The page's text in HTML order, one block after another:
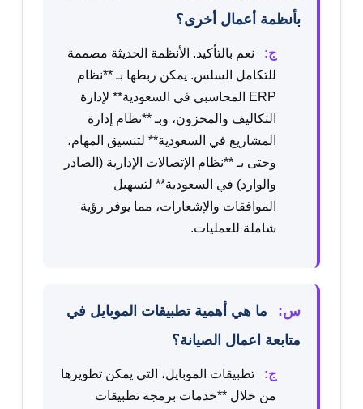
بأنظمة أعمال أخرى؟
ج:
نعم بالتأكيد. الأنظمة الحديثة مصممة
للتكامل السلس. يمكن ربطها بـ **نظام
ERP المحاسبي في السعودية** لإدارة
التكاليف والمخزون، وبـ **نظام إدارة
المشاريع في السعودية** لتنسيق المهام،
وحتى بـ **نظام الإتصالات الإدارية (الصادر
والوارد) في السعودية** لتسهيل
الموافقات والإشعارات، مما يوفر رؤية
شاملة للعمليات.
س:
ما هي أهمية تطبيقات الموبايل في
متابعة اعمال الصيانة؟
ج:
تطبيقات الموبايل، التي يمكن تطويرها
من خلال **خدمات برمجة تطبيقات